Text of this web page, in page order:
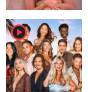
player2